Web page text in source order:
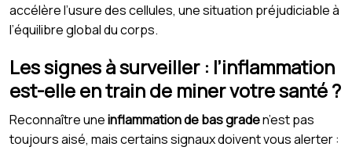
accélère l’usure des cellules, une situation préjudiciable à
l’équilibre global du corps.
Les signes à surveiller : l’inflammation
est-elle en train de miner votre santé ?
Reconnaître uneinflammation de bas graden’est pas
toujours aisé, mais certains signaux doivent vous alerter :